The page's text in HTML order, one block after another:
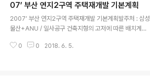
07’ 부산 연지2구역 주택재개발 기본계획
2007’ 부산 연지2구역 주택재개발 기본계획발주처 : 삼성
물산+ANU / 일사공구 건축지형의 고저에 따른 배치계획,
토에 활용.주동 음영(일조)검토에 활용.
0 0 2018. 6. 5.